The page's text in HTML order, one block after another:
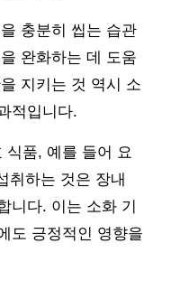
충분히 씹는 습관
완화하는 데 도움
지키는 것 역시 소
적입니다.
식품, 예를 들어 요
취하는 것은 장내
니다. 이는 소화 기
도 긍정적인 영향을